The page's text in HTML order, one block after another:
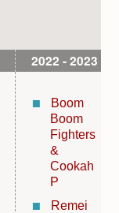
2022 - 2023
Boom
Boom
Fighters
&
Cookah
P
Remei